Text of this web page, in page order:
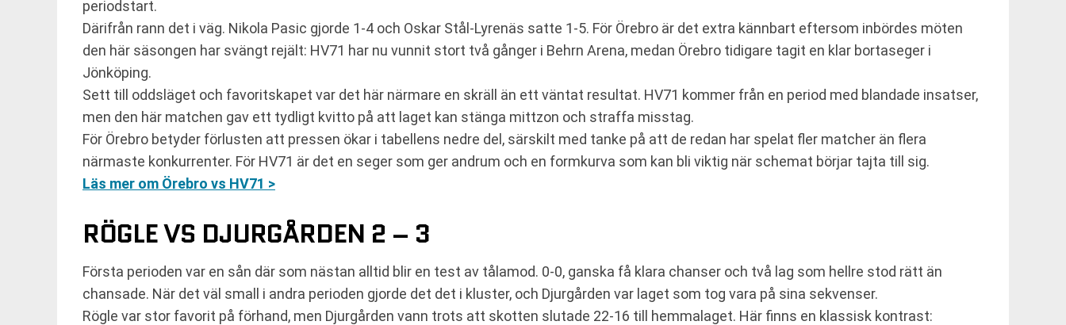
periodstart.
Därifrån rann det i väg. Nikola Pasic gjorde 1-4 och Oskar Stål-Lyrenäs satte 1-5. För Örebro är det extra kännbart eftersom inbördes möten
den här säsongen har svängt rejält: HV71 har nu vunnit stort två gånger i Behrn Arena, medan Örebro tidigare tagit en klar bortaseger i
Jönköping.
Sett till oddsläget och favoritskapet var det här närmare en skräll än ett väntat resultat. HV71 kommer från en period med blandade insatser,
men den här matchen gav ett tydligt kvitto på att laget kan stänga mittzon och straffa misstag.
För Örebro betyder förlusten att pressen ökar i tabellens nedre del, särskilt med tanke på att de redan har spelat fler matcher än flera
närmaste konkurrenter. För HV71 är det en seger som ger andrum och en formkurva som kan bli viktig när schemat börjar tajta till sig.
Läs mer om Örebro vs HV71 >
RÖGLE VS DJURGÅRDEN 2 – 3
Första perioden var en sån där som nästan alltid blir en test av tålamod. 0-0, ganska få klara chanser och två lag som hellre stod rätt än
chansade. När det väl small i andra perioden gjorde det det i kluster, och Djurgården var laget som tog vara på sina sekvenser.
Rögle var stor favorit på förhand, men Djurgården vann trots att skotten slutade 22-16 till hemmalaget. Här finns en klassisk kontrast: